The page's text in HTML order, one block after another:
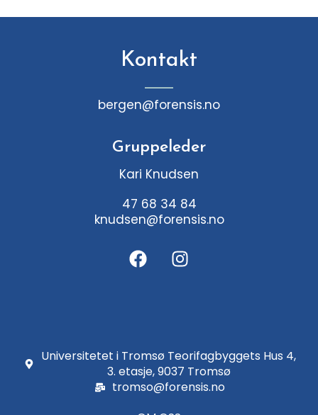
Kontakt
bergen@forensis.no
Gruppeleder
Kari Knudsen
47 68 34 84
knudsen@forensis.no
F
a
o
k
I
n
r
a
m
Universitetet i Tromsø Teorifagbyggets Hus 4,
3. etasje, 9037 Tromsø
tromso@forensis.no